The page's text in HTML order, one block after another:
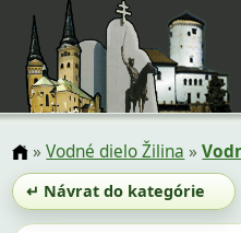
»Vodné dielo Žilina »
↵ Návrat do kategórie